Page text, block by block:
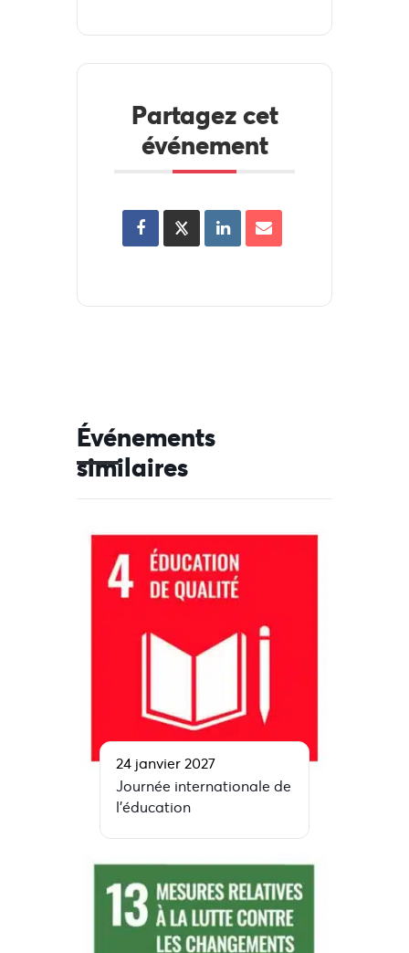
Partagez cet
événement
Événements
similaires
24 janvier 2027
Journée internationale de
l’éducation